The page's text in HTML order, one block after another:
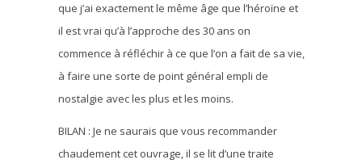
que j’ai exactement le même âge que l’héroïne et
il est vrai qu’à l’approche des 30 ans on
commence à réfléchir à ce que l’on a fait de sa vie,
à faire une sorte de point général empli de
nostalgie avec les plus et les moins.
BILAN : Je ne saurais que vous recommander
chaudement cet ouvrage, il se lit d’une traite